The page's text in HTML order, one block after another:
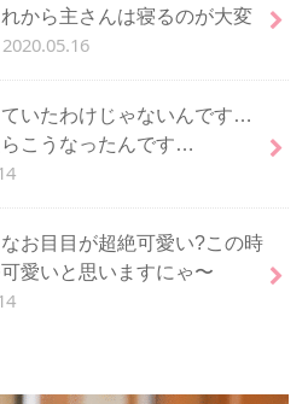
から主さんは寝るのが大変
2020.05.16
いたわけじゃないんです…
こうなったんです…
お目目が超絶可愛い?この時
愛いと思いますにゃ〜